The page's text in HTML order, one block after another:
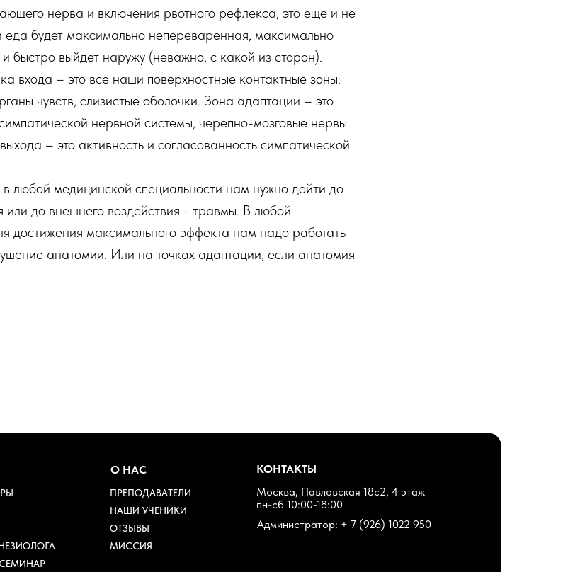
нерва и включения рвотного рефлекса, это еще и не
еда будет максимально непереваренная, максимально
быстро выйдет наружу (неважно, с какой из сторон).
входа – это все наши поверхностные контактные зоны:
чувств, слизистые оболочки. Зона адаптации – это
симпатической нервной системы, черепно-мозговые нервы
– это активность и согласованность симпатической
любой медицинской специальности нам нужно дойти до
или до внешнего воздействия - травмы. В любой
достижения максимального эффекта нам надо работать
анатомии. Или на точках адаптации, если анатомия
О НАС КОНТАКТЫ
ПРЕПОДАВАТЕЛИ
НАШИ УЧЕНИКИ
МИССИЯ
ОТЗЫВЫ
ТЕРМИНОЛОГИЯ
НАПРАВЛЕНИЯ
Москва, Павловская 18с2, 4 этаж
пн-сб 10:00-18:00
Администратор: + 7 (926) 1022 950